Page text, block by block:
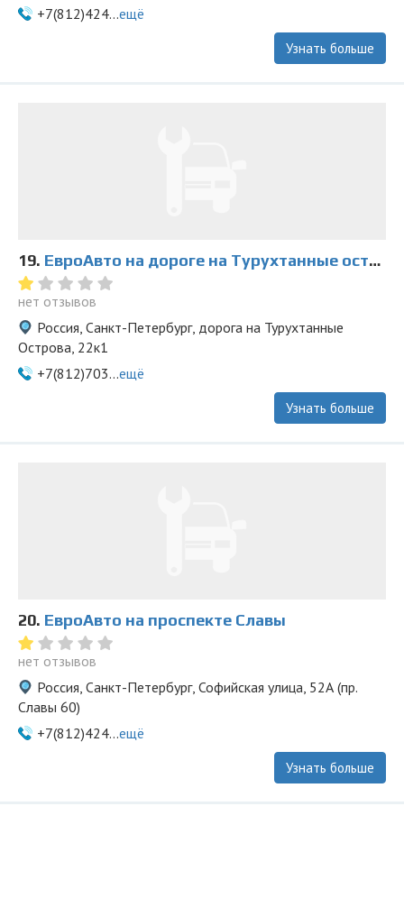
+7(812)424...ещё
Узнать больше
19. ЕвроАвто на дороге на Турухтанные острова
нет отзывов
Россия, Санкт-Петербург, дорога на Турухтанные
Острова, 22к1
+7(812)703...ещё
Узнать больше
20. ЕвроАвто на проспекте Славы
нет отзывов
Россия, Санкт-Петербург, Софийская улица, 52А (пр.
Славы 60)
+7(812)424...ещё
Узнать больше